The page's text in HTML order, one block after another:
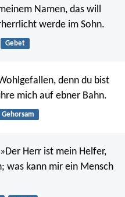
Namen, das will
werde im Sohn.
Gebet
denn du bist
mich auf ebner Bahn.
Gehorsam
Herr ist mein Helfer,
was kann mir ein Mensch